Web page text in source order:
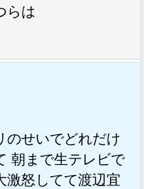
らは
のせいでどれだけ
朝まで生テレビで
激怒してて渡辺宜